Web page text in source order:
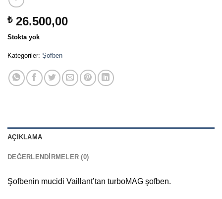
₺26.500,00
Stokta yok
Kategoriler: Şofben
AÇIKLAMA
DEĞERLENDIRMELER (0)
Şofbenin mucidi Vaillant’tan turboMAG şofben.